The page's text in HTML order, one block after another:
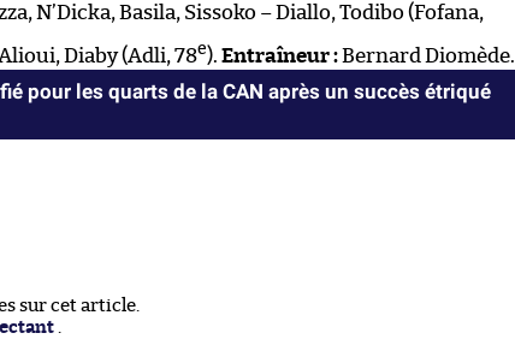
N’Dicka, Basila, Sissoko – Diallo, Todibo (Fofana,
Diaby (Adli, 78e). Entraîneur :Bernard Diomède.
pour les quarts de la CAN après un succès étriqué
sur cet article.
.